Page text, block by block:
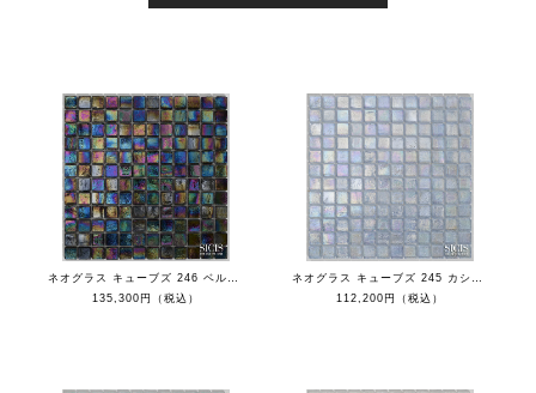
ネオグラス キューブズ 246 ベルベット
135,300円（税込）
ネオグラス キューブズ 245 カシミア
112,200円（税込）